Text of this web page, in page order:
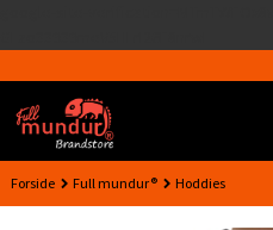
innholdet
Forside Full mundur® Hoddies